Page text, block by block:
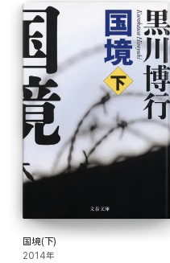
国境(下)
2014年